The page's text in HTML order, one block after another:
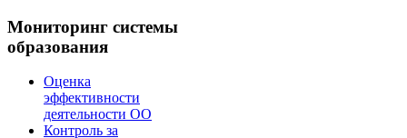
Мониторинг системы
образования
Оценка
эффективности
деятельности ОО
Контроль за